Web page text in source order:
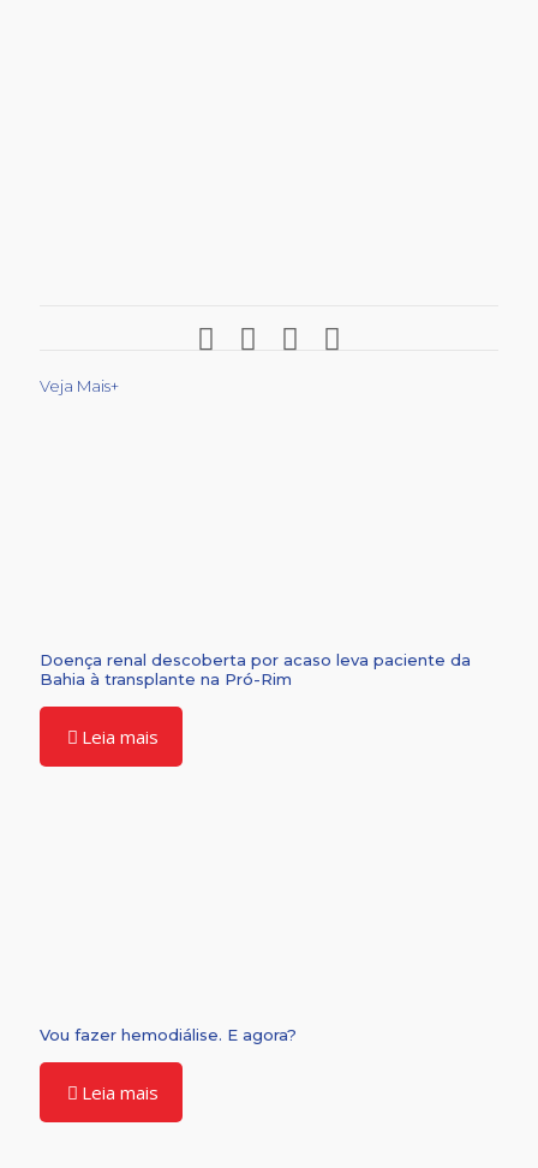
Veja Mais+
Doença renal descoberta por acaso leva paciente da
Bahia à transplante na Pró-Rim
Leia mais
Vou fazer hemodiálise. E agora?
Leia mais